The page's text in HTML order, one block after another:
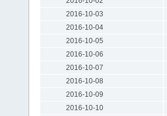
2016-10-03
2016-10-04
2016-10-05
2016-10-06
2016-10-07
2016-10-08
2016-10-09
2016-10-10